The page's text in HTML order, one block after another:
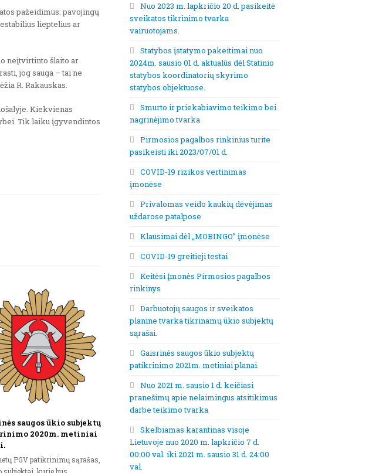
pažeidimus: pavojingų
lieptelius ar
neįtvirtinto šlaito ar
jog sauga – tai ne
R. Rakauskas.
Kiekvienas
Tik laiku įgyvendintos
saugos ūkio subjektų
2020m. metiniai
PGV patikrinimų sąrašas,
Nuo 2023 m. lapkričio 20 d. pasikeitė
sveikatos tikrinimo tvarka
vairuotojams.
Statybos įstatymo pakeitimai nuo
2024m. sausio 01 d. aktualūs dėl Statinio
statybos koordinatorių skyrimo
statybos objektuose.
Smurto ir priekabiavimo teikimo bei
nagrinėjimo tvarka
Pirmosios pagalbos rinkinius turite
pasikeisti iki 2023/07/01 d.
COVID-19 rizikos vertinimas
įmonėse
Privalomas veido kaukių dėvėjimas
uždarose patalpose
Klausimai dėl „MOBINGO” įmonėse
COVID-19 greitieji testai
Keitėsi Įmonės Pirmosios pagalbos
rinkinys
Darbuotojų saugos ir sveikatos
planine tvarka tikrinamų ūkio subjektų
sąrašai.
Gaisrinės saugos ūkio subjektų
patikrinimo 2021m. metiniai planai.
Nuo 2021 m. sausio 1 d. keičiasi
pranešimų apie nelaimingus atsitikimus
darbe teikimo tvarka
Skelbiamas karantinas visoje
Lietuvoje nuo 2020 m. lapkričio 7 d.
00:00 val. iki 2021 m. sausio 31 d. 24:00
val.